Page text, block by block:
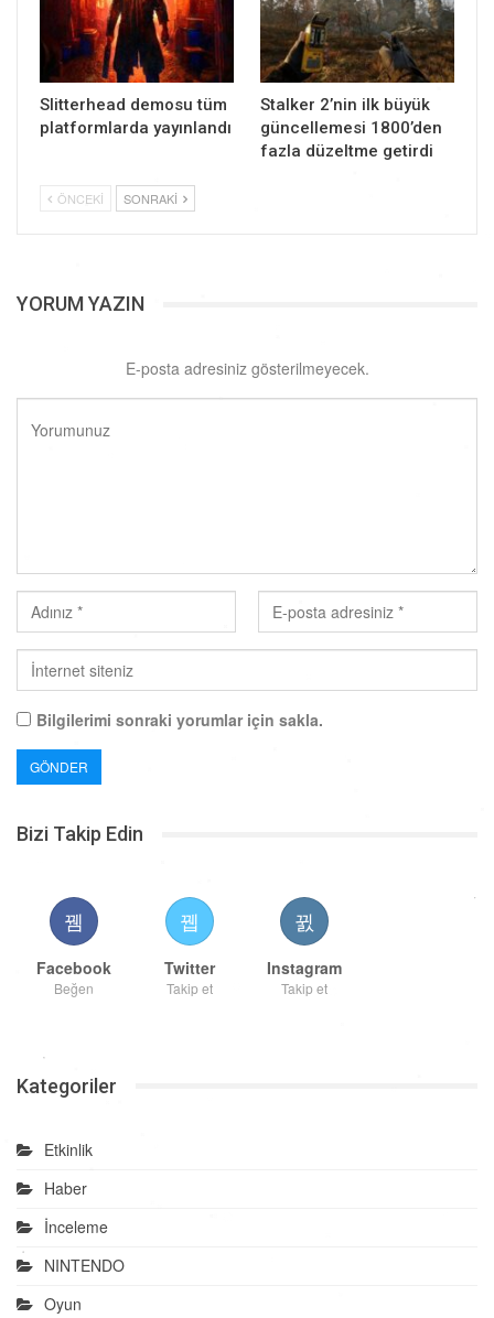
Slitterhead demosu tüm
platformlarda yayınlandı
Stalker 2’nin ilk büyük
güncellemesi 1800’den
fazla düzeltme getirdi
ÖNCEKI SONRAKI
YORUM YAZIN
E-posta adresiniz gösterilmeyecek.
Bilgilerimi sonraki yorumlar için sakla.
Bizi Takip Edin
Facebook
Beğen
Twitter
Takip et
Instagram
Takip et
Kategoriler
Etkinlik
Haber
İnceleme
NINTENDO
Oyun